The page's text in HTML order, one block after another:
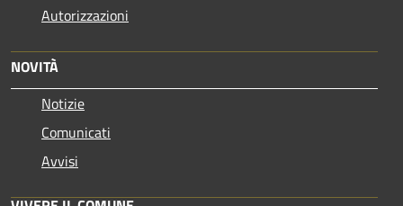
Autorizzazioni
NOVITÀ
Notizie
Comunicati
Avvisi